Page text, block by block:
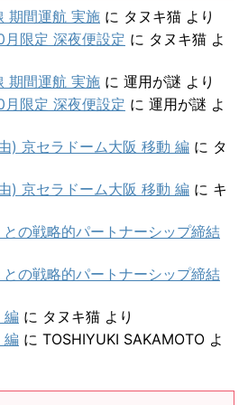
期間運航 実施 に タヌキ猫 より
限定 深夜便設定 に タヌキ猫 よ
期間運航 実施 に 運用が謎 より
限定 深夜便設定 に 運用が謎 よ
) 京セラドーム大阪 移動 編 に タ
) 京セラドーム大阪 移動 編 に キ
の戦略的パートナーシップ締結
の戦略的パートナーシップ締結
編 に タヌキ猫 より
編 に TOSHIYUKI SAKAMOTO よ